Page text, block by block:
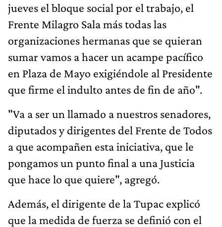
jueves el bloque social por el trabajo, el
Frente Milagro Sala más todas las
organizaciones hermanas que se quieran
sumar vamos a hacer un acampe pacífico
en Plaza de Mayo exigiéndole al Presidente
que firme el indulto antes de fin de año".
"Va a ser un llamado a nuestros senadores,
diputados y dirigentes del Frente de Todos
a que acompañen esta iniciativa, que le
pongamos un punto final a una Justicia
que hace lo que quiere", agregó.
Además, el dirigente de la Tupac explicó
que la medida de fuerza se definió con el